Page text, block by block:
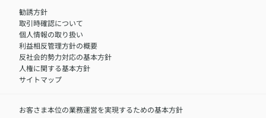
​お客さまを金融犯罪からお守りするために
アクサグループについて
職）
中途採用：フィナンシャルプラン・アドバイザー（営業職）
障害者採用
勧誘方針
取引時確認について
個人情報の取り扱い
利益相反管理方針の概要
反社会的勢力対応の基本方針
人権に関する基本方針
サイトマップ
お客さま本位の業務運営を実現するための基本方針